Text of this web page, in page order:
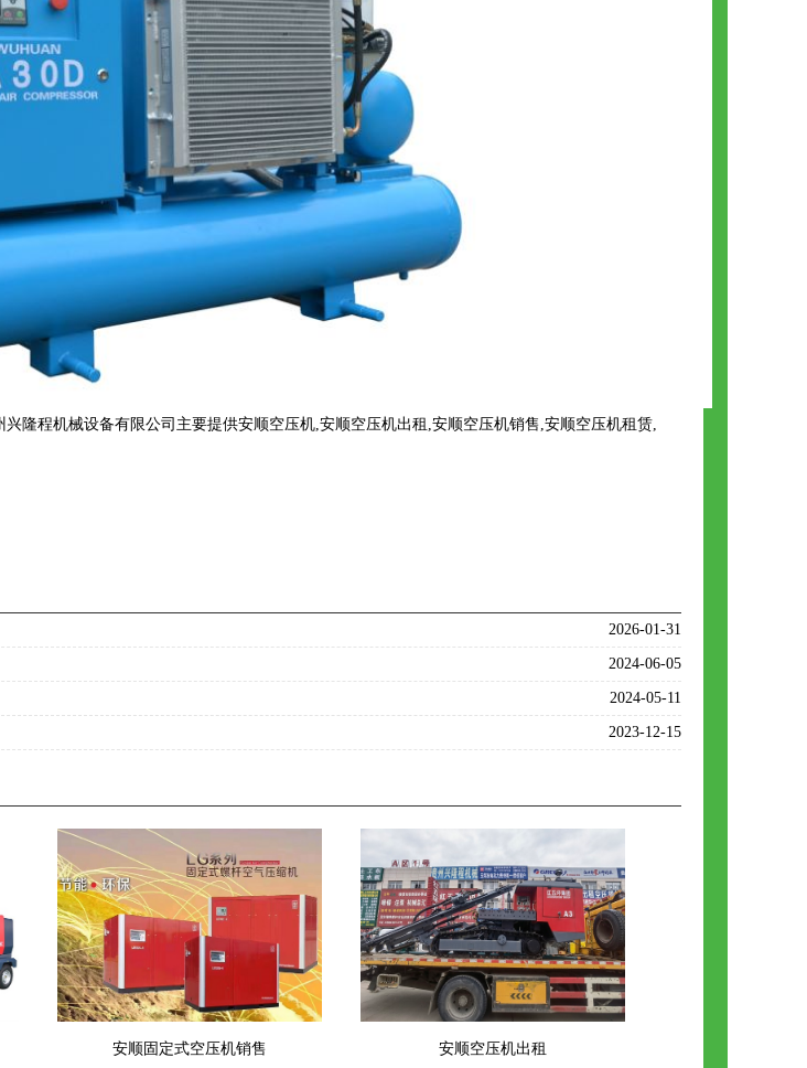
隆程机械设备有限公司主要提供安顺空压机,安顺空压机出租,安顺空压机销售,安顺空压机租赁,
2026-01-31
2024-06-05
2024-05-11
2023-12-15
安顺固定式空压机销售 安顺空压机出租